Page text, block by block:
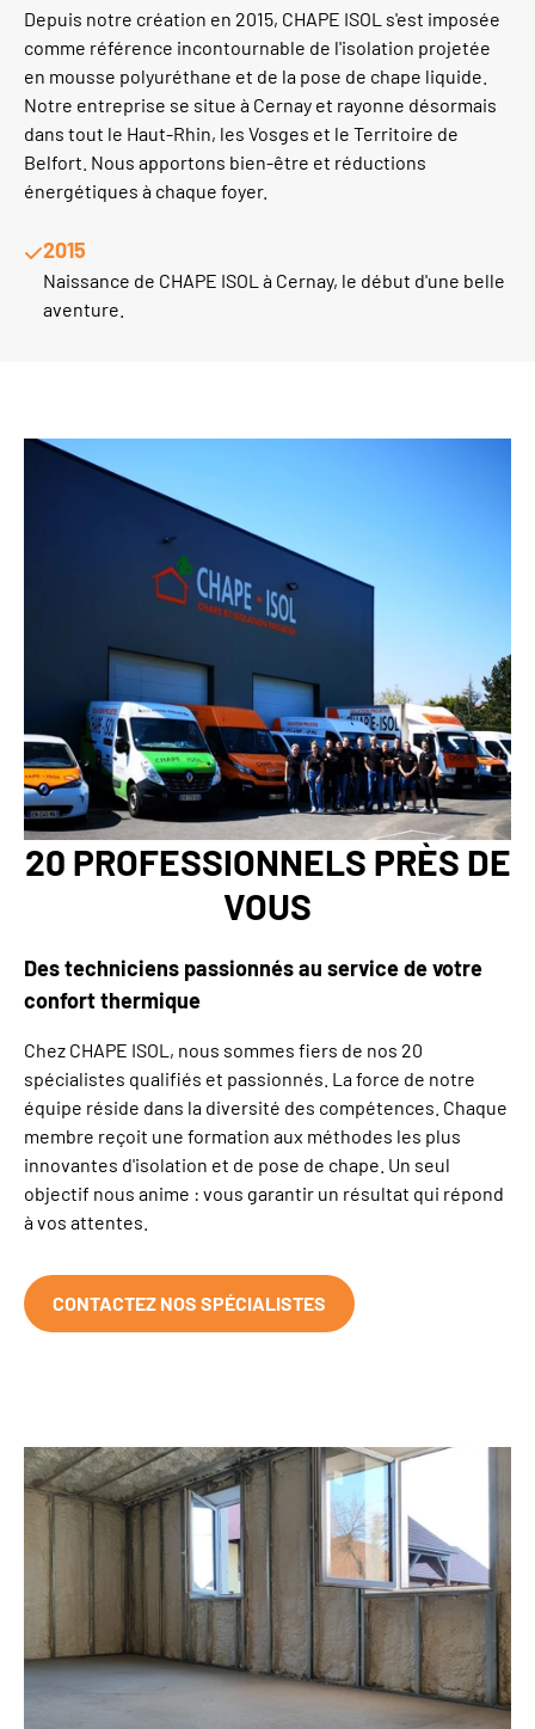
Depuis notre création en 2015, CHAPE ISOL s'est imposée
comme référence incontournable de l'isolation projetée
en mousse polyuréthane et de la pose de chape liquide
Notre entreprise se situe à Cernay et rayonne désormais
dans tout le Haut-Rhin, les Vosges et le Territoire de
Belfort . Nous apportons bien-être et réductions
énergétiques à chaque foyer.
2015
Naissance de CHAPE ISOL à Cernay, le début d'une belle
aventure.
20 PROFESSIONNELS PRÈS DE
VOUS
Des techniciens passionnés au service de votre
confort thermique
Chez CHAPE ISOL , nous sommes fiers de nos 20
spécialistes qualifiés et passionnés. La force de notre
équipe réside dans la diversité des compétences. Chaque
membre reçoit une formation aux méthodes les plus
innovantes d'isolation et de pose de chape . Un seul
objectif nous anime : vous garantir un résultat qui répond
à vos attentes.
CONTACTEZ NOS SPÉCIALISTES